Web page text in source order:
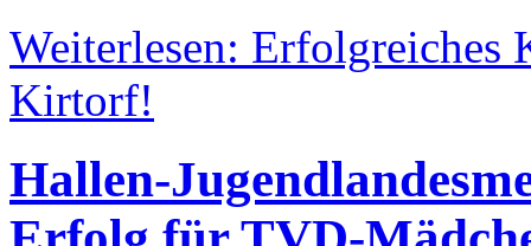
Weiterlesen: Erfolgreiches
Kirtorf!
Hallen-